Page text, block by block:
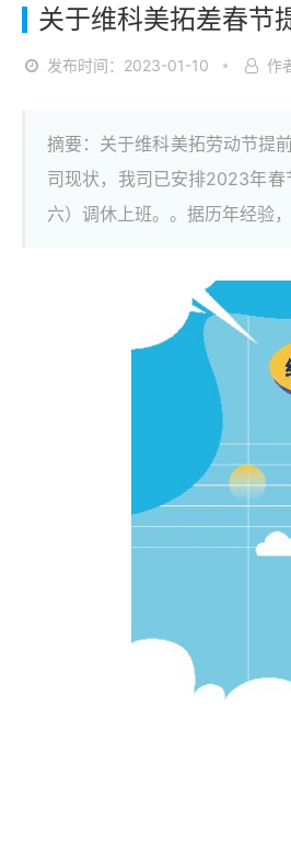
关于维科美拓差春节
发布时间：2023-01-10 作
摘要：关于维科美拓劳动节提
司现状，我司已安排2023年
六）调休上班。。据历年经验